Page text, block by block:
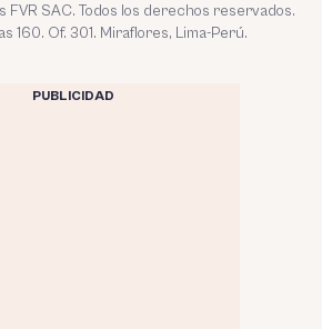
FVR SAC. Todos los derechos reservados.
160. Of. 301. Miraflores, Lima-Perú.
PUBLICIDAD